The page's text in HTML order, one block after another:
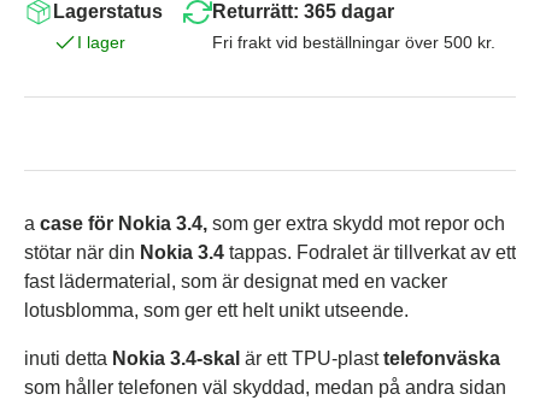
Lagerstatus
I lager
Returrätt: 365 dagar
Fri frakt vid beställningar över 500 kr.
a case för Nokia 3.4, som ger extra skydd mot repor och
stötar när din Nokia 3.4 tappas. Fodraletär tillverkat av ett
fast lädermaterial, som är designat med en vacker
lotusblomma, som ger ett helt unikt utseende.
inuti detta Nokia 3.4-skal är ett TPU-plasttelefonväska
som håller telefonen väl skyddad, medan på andra sidan